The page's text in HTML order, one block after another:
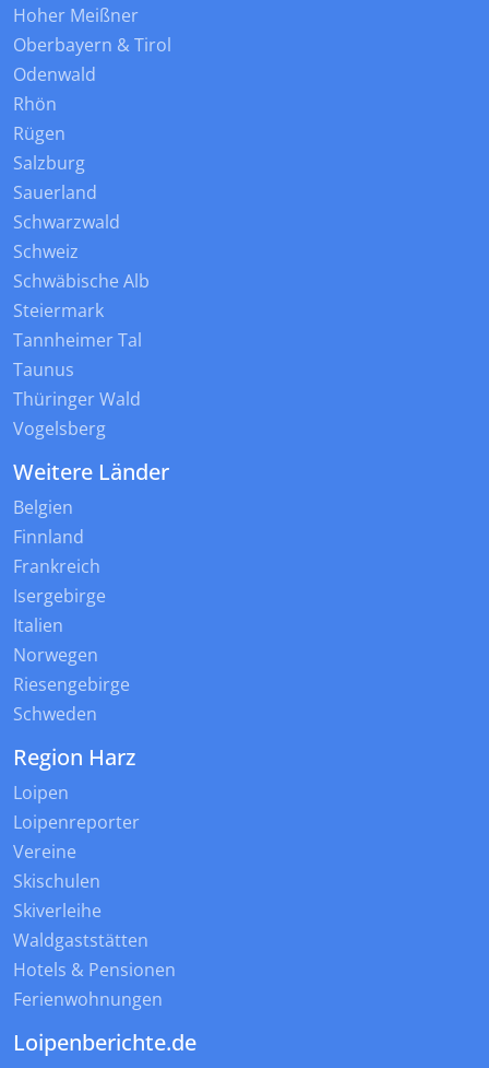
Hoher Meißner
Oberbayern & Tirol
Odenwald
Rhön
Rügen
Salzburg
Sauerland
Schwarzwald
Schweiz
Schwäbische Alb
Steiermark
Tannheimer Tal
Taunus
Thüringer Wald
Vogelsberg
Weitere Länder
Belgien
Finnland
Frankreich
Isergebirge
Italien
Norwegen
Riesengebirge
Schweden
Region Harz
Loipen
Loipenreporter
Vereine
Skischulen
Skiverleihe
Waldgaststätten
Hotels & Pensionen
Ferienwohnungen
Loipenberichte.de